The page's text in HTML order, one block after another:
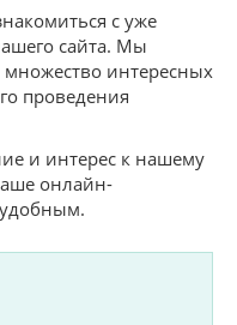
с уже
сайта. Мы
интересных
проведения
и интерес к нашему
онлайн-